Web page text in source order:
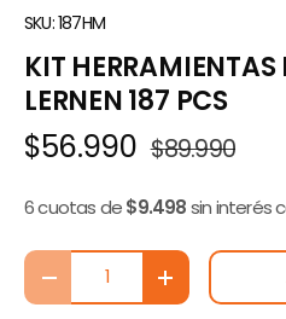
SKU:187HM
KIT
LERNEN 187 PCS
$56.990 $89.990
6 cuotas de$9.498sin interés
Cant.
-
+